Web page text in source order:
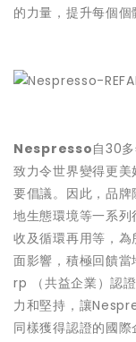
的力量，提升每個個
Nespresso自30
致力令世界變得更
要倡議。因此，品
地生態環境等一系
收及循環再用等，
面影響，積極回饋當
rp （共益企業）認
力和堅持，讓
同樣獲得認證的國